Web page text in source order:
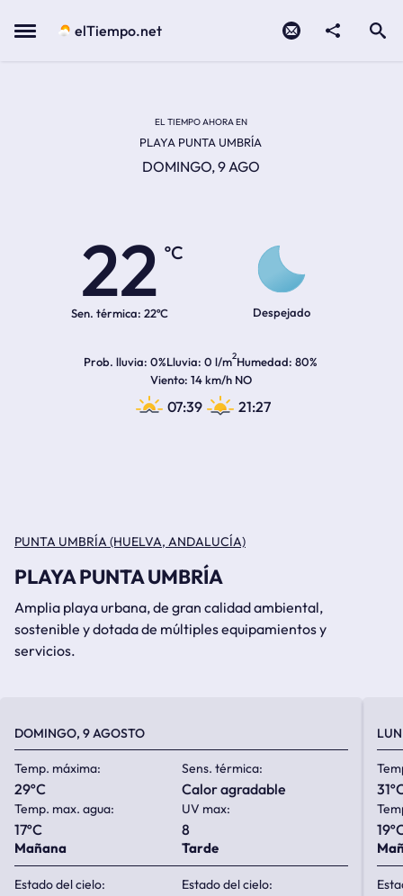
Menu elTiempo.net
EL TIEMPO AHORA EN
PLAYA PUNTA UMBRÍA
DOMINGO, 9 AGO
22
ºC
Sen. térmica: 22ºC Despejado
Prob. lluvia 0%Lluvia 0 l/m2Humedad 80%
Viento 14 km/h NO
07:39 21:27
PUNTA UMBRÍA (HUELVA, ANDALUCÍA)
PLAYA PUNTA UMBRÍA
Amplia playa urbana, de gran calidad ambiental,
sostenible y dotada de múltiples equipamientos y
servicios.
DOMINGO, 9 AGOSTO
Temp. máxima:
29ºC
Sens. térmica:
calor agradable
Temp. max. agua:
17ºC
UV max:
8
Mañana
Estado del cielo:
Tarde
Estado del cielo: